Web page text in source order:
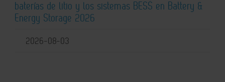
baterías de litio y los sistemas BESS en Battery &
Energy Storage 2026
2026-08-03